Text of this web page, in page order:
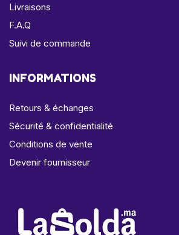
Livraisons
F.A.Q
Suivi de commande
INFORMATIONS
Retours & échanges
Sécurité & confidentialité
Conditions de vente
Devenir fournisseur